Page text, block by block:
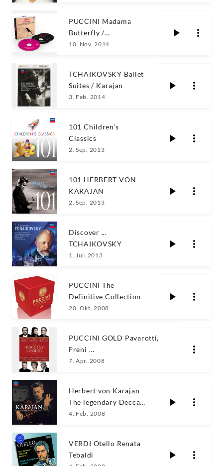
PUCCINI Madama
Butterfly /
Freni,Pavarotti,Karajan
10. Nov. 2014
TCHAIKOVSKY Ballet
Suites / Karajan
3. Feb. 2014
101 Children's
Classics
2. Sep. 2013
101 HERBERT VON
KARAJAN
2. Sep. 2013
Discover ...
TCHAIKOVSKY
1. Juli 2013
PUCCINI The
Definitive Collection
20. Okt. 2008
PUCCINI GOLD Pavarotti,
Freni …
7. Apr. 2008
Herbert von Karajan
The legendary Decca
Recordings
4. Feb. 2008
VERDI Otello Renata
Tebaldi